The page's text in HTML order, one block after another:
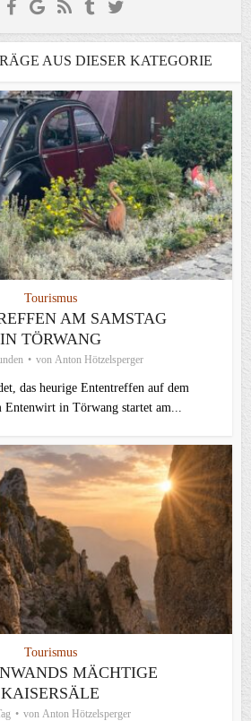
AUS DIESER KATEGORIE
Tourismus
AM SAMSTAG
IN TÖRWANG
von Anton Hötzelsperger
das heurige Ententreffen auf dem
Entenwirt in Törwang startet am...
Tourismus
MÄCHTIGE
KAISERSÄLE
von Anton Hötzelsperger